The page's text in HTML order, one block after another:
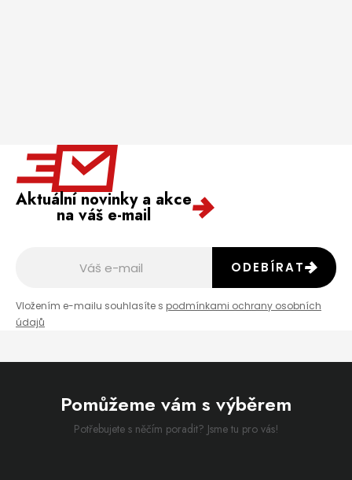
Aktuální novinky a akce
na váš e-mail
Vložením e-mailu souhlasíte s podmínkami ochrany osobních
údajů
ODEBÍRAT
Pomůžeme vám s výběrem
Potřebujete s něčím poradit? Jsme tu pro vás!